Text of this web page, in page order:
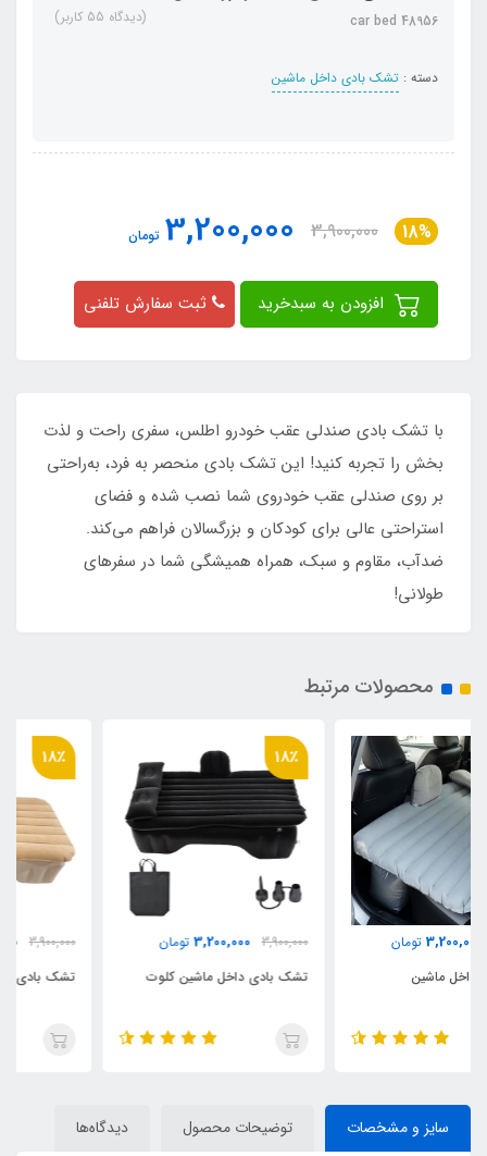
car bed 48956
دسته : تشک بادی داخل ماشین
(دیدگاه 55 کاربر)
18%
3,900,000
3,200,000 تومان
ثبت سفارش تلفنی
با تشک بادی صندلی عقب خودرو اطلس، سفری راحت و لذت‌
بخش را تجربه کنید! این تشک بادی منحصر‌ به‌ فرد، به‌راحتی
بر روی صندلی عقب خودروی شما نصب شده و فضای
استراحتی عالی برای کودکان و بزرگسالان فراهم می‌کند.
ضد‌آب، مقاوم و سبک، همراه همیشگی شما در سفرهای
طولانی!
محصولات مرتبط
18٪
3,900,000
تومان
تشک بادی داخل ماشین کلوت
18٪
3,900,000
تومان
تشک بادی داخل ماشین ix55
سایز و مشخصات توضیحات محصول دیدگاه‌ها